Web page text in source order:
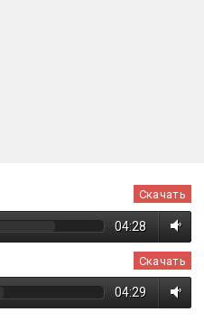
Скачать
04:28
Скачать
04:29